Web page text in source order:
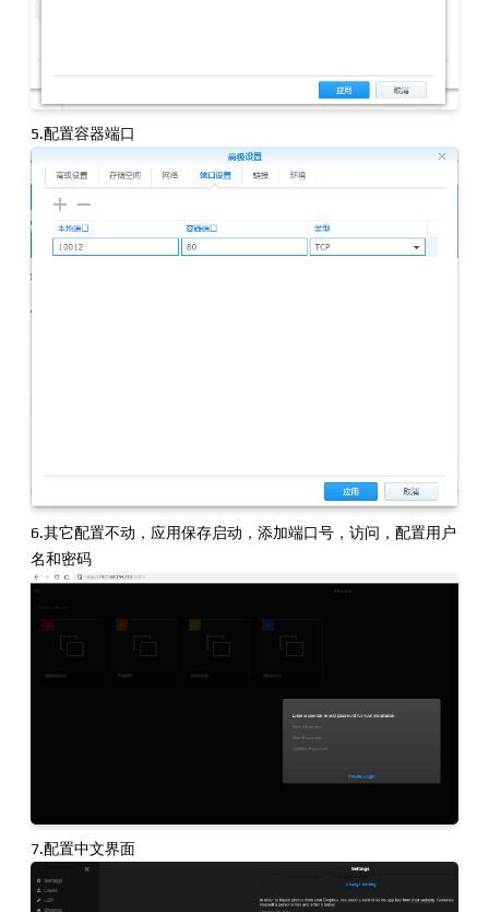
5.配置容器端口
6.其它配置不动，应用保存启动，添加端口号，访问，配置用户
名和密码
7.配置中文界面